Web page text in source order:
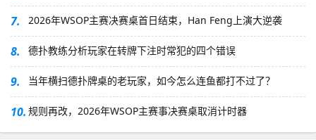
7. 2026年WSOP主赛决赛桌首日结束，Han Feng上演大逆袭
8. 德扑教练分析玩家在转牌下注时常犯的四个错误
9. 当年横扫德扑牌桌的老玩家，如今怎么连鱼都打不过了？
10. 规则再改，2026年WSOP主赛事决赛桌取消计时器